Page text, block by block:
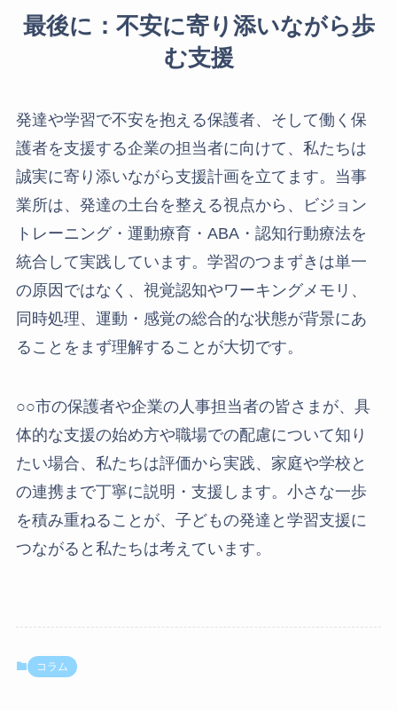
最後に：不安に寄り添いながら歩
む支援
発達や学習で不安を抱える保護者、そして働く保
護者を支援する企業の担当者に向けて、私たちは
誠実に寄り添いながら支援計画を立てます。当事
業所は、発達の土台を整える視点から、ビジョン
トレーニング・運動療育・ABA・認知行動療法を
統合して実践しています。学習のつまずきは単一
の原因ではなく、視覚認知やワーキングメモリ、
同時処理、運動・感覚の総合的な状態が背景にあ
ることをまず理解することが大切です。
○○市の保護者や企業の人事担当者の皆さまが、具
体的な支援の始め方や職場での配慮について知り
たい場合、私たちは評価から実践、家庭や学校と
の連携まで丁寧に説明・支援します。小さな一歩
を積み重ねることが、子どもの発達と学習支援に
つながると私たちは考えています。
コラム